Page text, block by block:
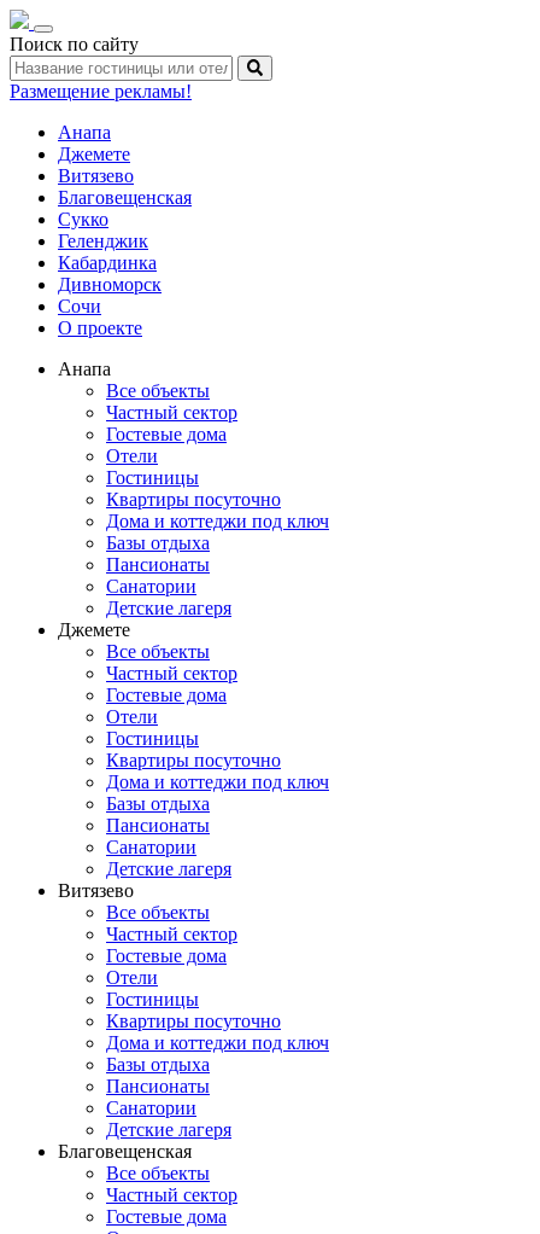
Toggle
navigation
Поиск по сайту
Размещение рекламы!
Анапа
Джемете
Витязево
Благовещенская
Сукко
Геленджик
Кабардинка
Дивноморск
Сочи
О проекте
Анапа
Все объекты
Частный сектор
Гостевые дома
Отели
Гостиницы
Квартиры посуточно
Дома и коттеджи под ключ
Базы отдыха
Пансионаты
Санатории
Детские лагеря
Джемете
Все объекты
Частный сектор
Гостевые дома
Отели
Гостиницы
Квартиры посуточно
Дома и коттеджи под ключ
Базы отдыха
Пансионаты
Санатории
Детские лагеря
Витязево
Все объекты
Частный сектор
Гостевые дома
Отели
Гостиницы
Квартиры посуточно
Дома и коттеджи под ключ
Базы отдыха
Пансионаты
Санатории
Детские лагеря
Благовещенская
Все объекты
Частный сектор
Гостевые дома